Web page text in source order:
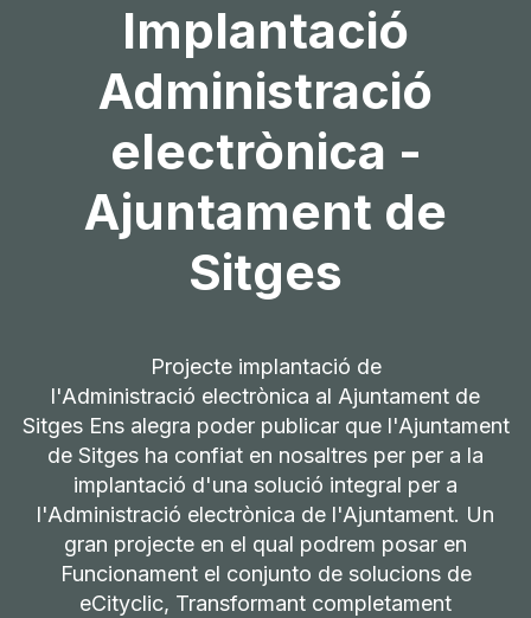
Implantació
Administració
electrònica -
Ajuntament de
Sitges
Projecte implantació de
l'Administració electrònica al Ajuntament de
Sitges Ens alegra poder publicar que l'Ajuntament
de Sitges ha confiat en nosaltres per per a la
implantació d'una solució integral per a
l'Administració electrònica de l'Ajuntament. Un
gran projecte en el qual podrem posar en
Funcionament el conjunto de solucions de
eCityclic, Transformant completament